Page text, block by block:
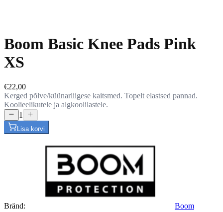
Boom Basic Knee Pads Pink
XS
€22,00
Kerged põlve/küünarliigese kaitsmed. Topelt elastsed pannad.
Koolieelikutele ja algkoolilastele.
1
Lisa korvi
Bränd:
Boom